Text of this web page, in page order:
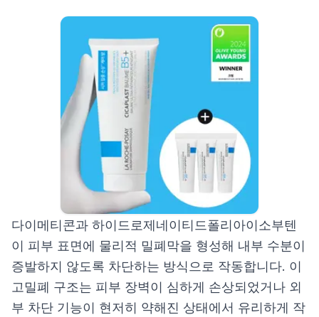
다이메티콘과 하이드로제네이티드폴리아이소부텐
이 피부 표면에 물리적 밀폐막을 형성해 내부 수분이
증발하지 않도록 차단하는 방식으로 작동합니다. 이
고밀폐 구조는 피부 장벽이 심하게 손상되었거나 외
부 차단 기능이 현저히 약해진 상태에서 유리하게 작